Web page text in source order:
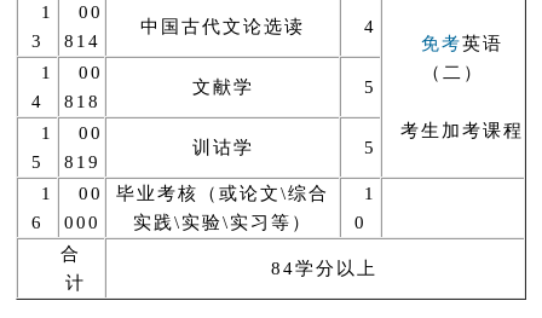
1
3
00
814
中国古代文论选读 4
免考英语
（二）
考生加考课程
1
4
00
818
文献学 5
1
5
00
819
训诂学 5
1
6
00
000
毕业考核（或论文\综合
实践\实验\实习等）
1
0
合
计
84学分以上